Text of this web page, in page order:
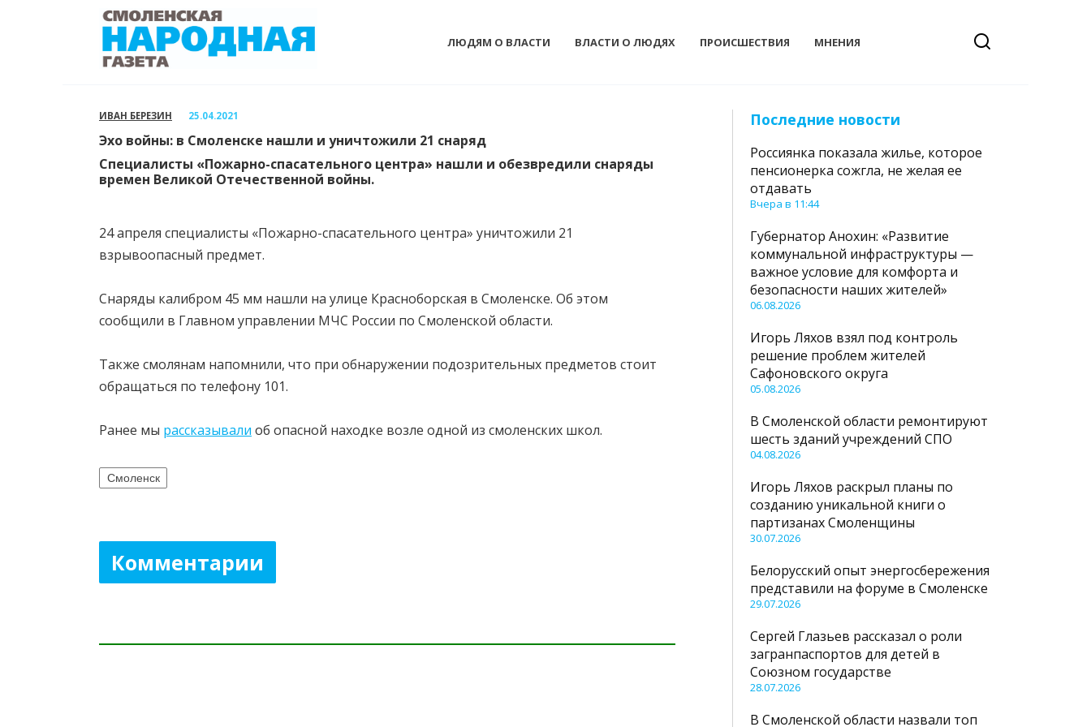
ЛЮДЯМ О ВЛАСТИ ВЛАСТИ О ЛЮДЯХ ПРОИСШЕСТВИЯ МНЕНИЯ
ИВАН БЕРЕЗИН 25.04.2021
Эхо войны: в Смоленске нашли и уничтожили 21 снаряд
Специалисты «Пожарно-спасательного центра» нашли и обезвредили снаряды
времен Великой Отечественной войны.
24 апреля специалисты «Пожарно-спасательного центра» уничтожили 21
взрывоопасный предмет.
Снаряды калибром 45 мм нашли на улице Красноборская в Смоленске. Об этом
сообщили в Главном управлении МЧС России по Смоленской области.
Также смолянам напомнили, что при обнаружении подозрительных предметов стоит
обращаться по телефону 101.
Ранее мы рассказывали об опасной находке возле одной из смоленских школ.
Смоленск
Комментарии
Последние новости
Россиянка показала жилье, которое
пенсионерка сожгла, не желая ее
отдавать
Вчера в 11:44
Губернатор Анохин: «Развитие
коммунальной инфраструктуры —
важное условие для комфорта и
безопасности наших жителей»
06.08.2026
Игорь Ляхов взял под контроль
решение проблем жителей
Сафоновского округа
05.08.2026
В Смоленской области ремонтируют
шесть зданий учреждений СПО
04.08.2026
Игорь Ляхов раскрыл планы по
созданию уникальной книги о
партизанах Смоленщины
30.07.2026
Белорусский опыт энергосбережения
представили на форуме в Смоленске
29.07.2026
Сергей Глазьев рассказал о роли
загранпаспортов для детей в
Союзном государстве
28.07.2026
В Смоленской области назвали топ